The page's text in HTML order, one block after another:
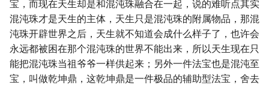
宝，而现在天生却是和混沌珠融合在一起，说的难听点其实
混沌珠才是天生的主体，天生只是混沌珠的附属物品，那混
沌珠开辟世界之后，天生就不知道会成什么样子了，也许会
永远都被困在那个混沌珠的世界不能出来，所以天生现在只
能把混沌珠当祖爷爷一样供起来；另外一件法宝也是混沌至
宝，叫做乾坤鼎，这乾坤鼎是一件极品的辅助型法宝，舍去